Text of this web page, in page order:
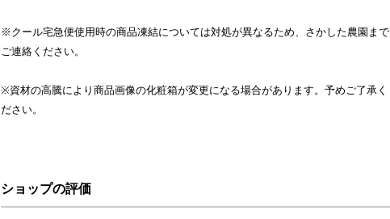
※クール宅急便使用時の商品凍結については対処が異なるため、さかした農園まで
ご連絡ください。
※資材の高騰により商品画像の化粧箱が変更になる場合があります。予めご了承く
ださい。
ショップの評価